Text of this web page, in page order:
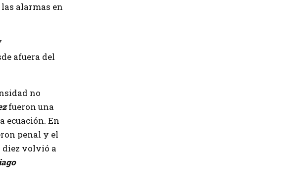
alarmas en
afuera del
no
fueron una
ecuación. En
penal y el
diez volvió a